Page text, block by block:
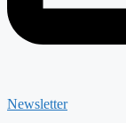
Newsletter